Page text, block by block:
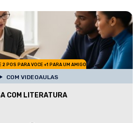
2 POS PARA VOCE +1 PARA UM AMIGO
COM VIDEOAULAS
COM LITERATURA